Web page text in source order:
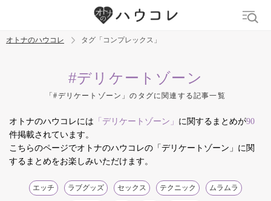
デリケートゾーン 吸うやつ 中折れ ニオイケア
オトナのハウコレ タグ「コンプレックス」
#デリケートゾーン
「#デリケートゾーン」のタグに関連する記事一覧
オトナのハウコレには 「デリケートゾーン」 に関するまとめが90
件掲載されています。
こちらのページでオトナのハウコレの「デリケートゾーン」に関
するまとめをお楽しみいただけます。
エッチ ラブグッズ セックス テクニック ムラムラ